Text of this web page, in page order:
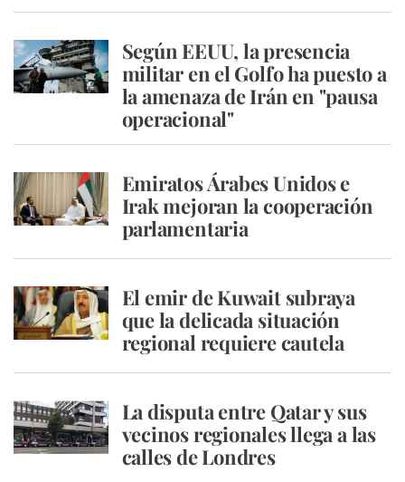
Según EEUU, la presencia
militar en el Golfo ha puesto a
la amenaza de Irán en "pausa
operacional"
Emiratos Árabes Unidos e
Irak mejoran la cooperación
parlamentaria
El emir de Kuwait subraya
que la delicada situación
regional requiere cautela
La disputa entre Qatar y sus
vecinos regionales llega a las
calles de Londres